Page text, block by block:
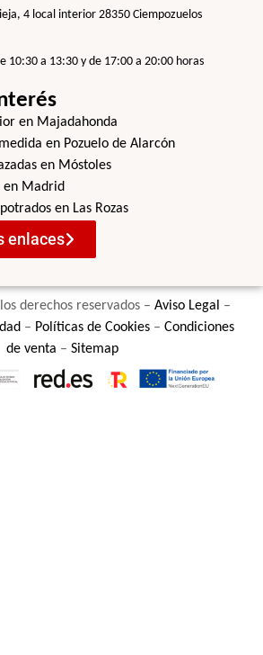
4 local interior 28350 Ciempozuelos
10:30 a 13:30 y de 17:00 a 20:00 horas
en Majadahonda
en Pozuelo de Alarcón
en Móstoles
en Madrid
en Las Rozas
enlaces
derechos reservados – Aviso Legal
–
– Políticas de Cookies – Condiciones
de venta – Sitemap